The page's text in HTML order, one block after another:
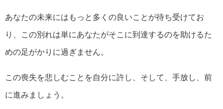
あなたの未来にはもっと多くの良いことが待ち受けてお
り、この別れは単にあなたがそこに到達するのを助けるた
めの足がかりに過ぎません。
この喪失を悲しむことを自分に許し、そして、手放し、前
に進みましょう。